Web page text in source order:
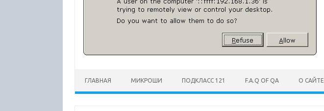
ГЛАВНАЯ МИКРОШИ ПОДКЛАСС 121 F.A.Q OF QA О САЙТЕ